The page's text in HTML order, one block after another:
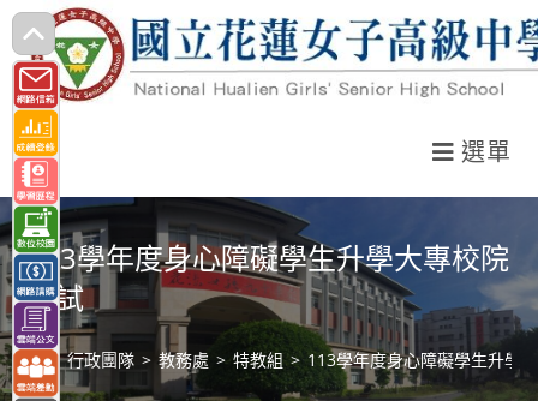
跳
轉
至
主
要
內
容
選單
113學年度身心障礙學生升學大專校院
甄試
> 行政團隊 > 教務處 > 特教組 > 113學年度身心障礙學生升學